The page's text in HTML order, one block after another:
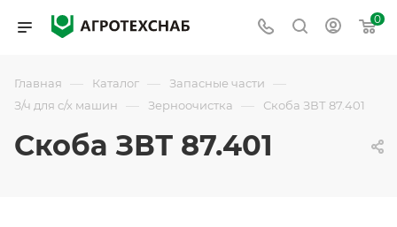
0
Главная — Каталог — Запасные части —
З/ч для с/х машин — Зерноочистка — Скоба ЗВТ 87.401
Скоба ЗВТ 87.401